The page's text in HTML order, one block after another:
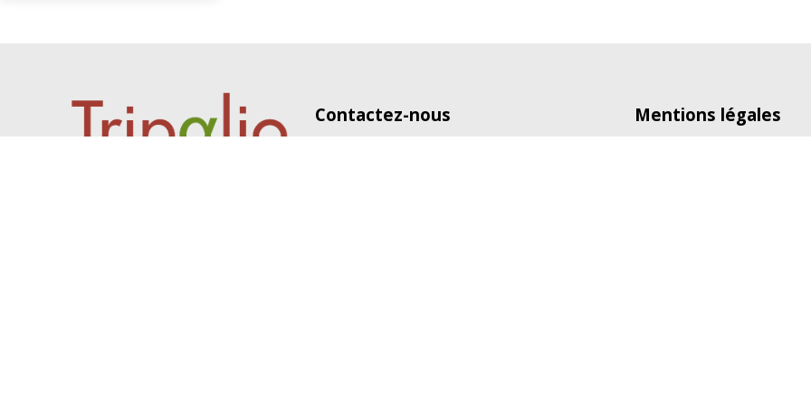
Contactez-nous Mentions légales